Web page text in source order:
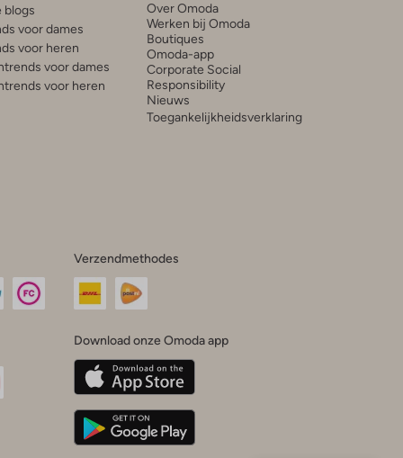
blogs
voor dames
voor heren
voor dames
voor heren
Over Omoda
Werken bij Omoda
Boutiques
Omoda-app
Corporate Social
Responsibility
Nieuws
Toegankelijkheidsverklaring
Verzendmethodes
Download onze Omoda app